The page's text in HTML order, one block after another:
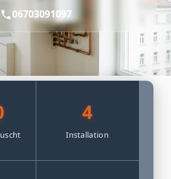
06703091097
4
Installation